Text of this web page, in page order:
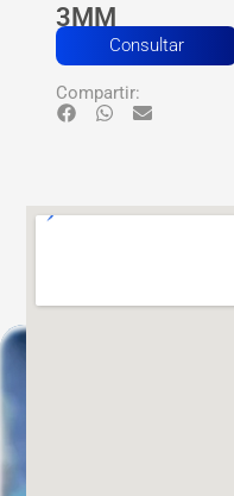
3MM
Consultar
Compartir: